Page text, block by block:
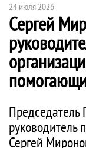
24 июля 2026
Сергей
Председатель
руководитель
Сергей